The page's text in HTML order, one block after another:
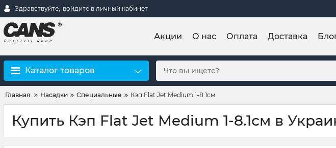
Здравствуйте, войдите в личный кабинет
Акции О нас Оплата Доставка
Каталог товаров
Главная Насадки Специальные Кэп Flat Jet Medium 1-8.1см
Купить Кэп Flat Jet Medium 1-8.1см в